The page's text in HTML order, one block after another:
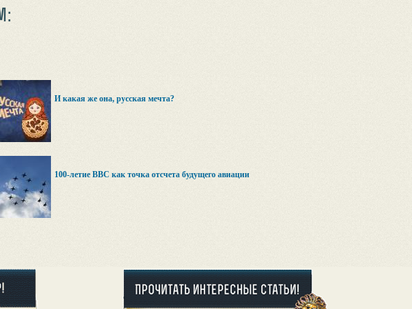
И какая же она, русская мечта?
100-летие ВВС как точка отсчета будущего авиации